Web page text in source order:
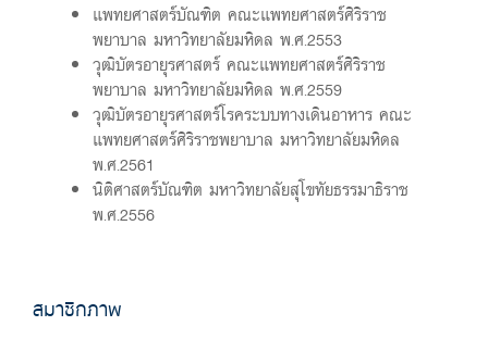
แพทยศาสตร์บัณฑิต คณะแพทยศาสตร์ศิริราช
พยาบาล มหาวิทยาลัยมหิดล พ.ศ.2553
วุฒิบัตรอายุรศาสตร์ คณะแพทยศาสตร์ศิริราช
พยาบาล มหาวิทยาลัยมหิดล พ.ศ.2559
วุฒิบัตรอายุรศาสตร์โรคระบบทางเดินอาหาร คณะ
แพทยศาสตร์ศิริราชพยาบาล มหาวิทยาลัยมหิดล
พ.ศ.2561
นิติศาสตร์บัณฑิต มหาวิทยาลัยสุโขทัยธรรมาธิราช
พ.ศ.2556
สมาชิกภาพ